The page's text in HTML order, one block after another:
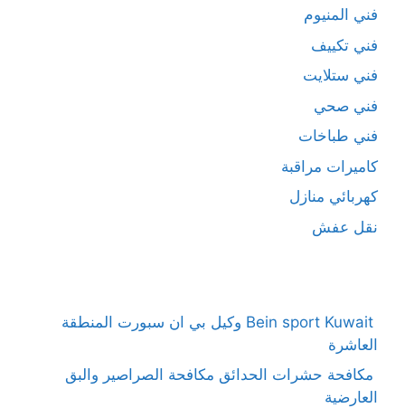
فني المنيوم
فني تكييف
فني ستلايت
فني صحي
فني طباخات
كاميرات مراقبة
كهربائي منازل
نقل عفش
Bein sport Kuwait وكيل بي ان سبورت المنطقة
العاشرة
مكافحة حشرات الحدائق مكافحة الصراصير والبق
العارضية